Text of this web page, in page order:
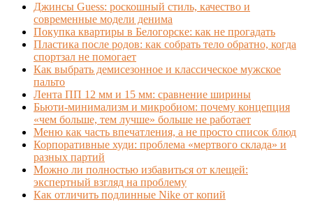
Джинсы Guess: роскошный стиль, качество и
современные модели денима
Покупка квартиры в Белогорске: как не прогадать
Пластика после родов: как собрать тело обратно, когда
спортзал не помогает
Как выбрать демисезонное и классическое мужское
пальто
Лента ПП 12 мм и 15 мм: сравнение ширины
Бьюти-минимализм и микробиом: почему концепция
«чем больше, тем лучше» больше не работает
Меню как часть впечатления, а не просто список блюд
Корпоративные худи: проблема «мертвого склада» и
разных партий
Можно ли полностью избавиться от клещей:
экспертный взгляд на проблему
Как отличить подлинные Nike от копий